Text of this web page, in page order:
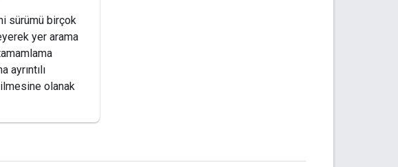
sürümü birçok
yer arama
ayrıntılı
olanak